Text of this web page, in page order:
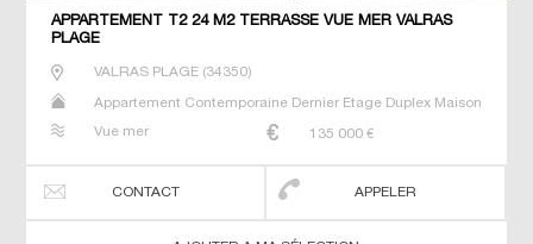
APPARTEMENT T2 24 M2 TERRASSE VUE MER VALRAS
PLAGE
VALRAS PLAGE(34350)
Appartement Contemporaine Dernier Etage Duplex Maison
Vue mer
135 000 €
CONTACT APPELER